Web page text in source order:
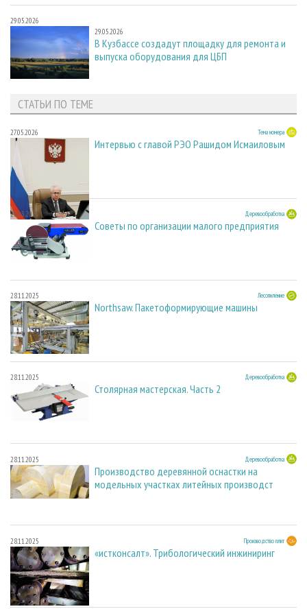
29.05.2026
29.05.2026
В Кузбассе создадут площадку для ремонта и
выпуска оборудования для ЦБП
СТАТЬИ ПО ТЕМЕ
27.05.2026 Тема номера
Интервью с главой РЭО Рашидом Исмаиловым
23.03.2026 Деревообработка
Советы по организации малого предприятия
28.11.2025 Лесопиление
Northsaw. Пакетоформирующие машины
28.11.2025 Деревообработка
Столярная мастерская. Часть 2
28.11.2025 Деревообработка
Производство деревянной оснастки на
модельных участках литейных производст
28.11.2025 Производство плит
«истконсалт». Трибологический инжиниринг